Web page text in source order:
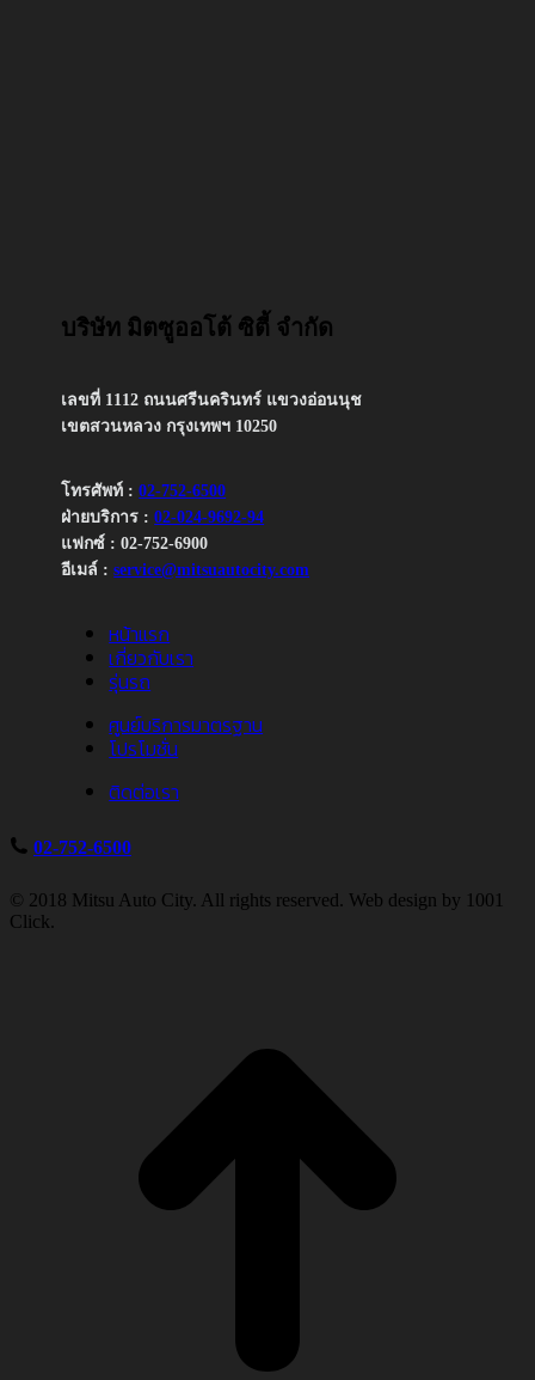
บริษัท มิตซูออโต้ ซิตี้ จำกัด
เลขที่ 1112 ถนนศรีนครินทร์ แขวงอ่อนนุช
เขตสวนหลวง กรุงเทพฯ 10250
โทรศัพท์ :02-752-6500
ฝ่ายบริการ :02-024-9692-94
แฟกซ์ : 02-752-6900
อีเมล์ :service@mitsuautocity.com
หน้าแรก
เกี่ยวกับเรา
รุ่นรถ
ศูนย์บริการมาตรฐาน
โปรโมชั่น
ติดต่อเรา
02-752-6500
© 2018 Mitsu Auto City. All rights reserved. Web design by 1001
Click.